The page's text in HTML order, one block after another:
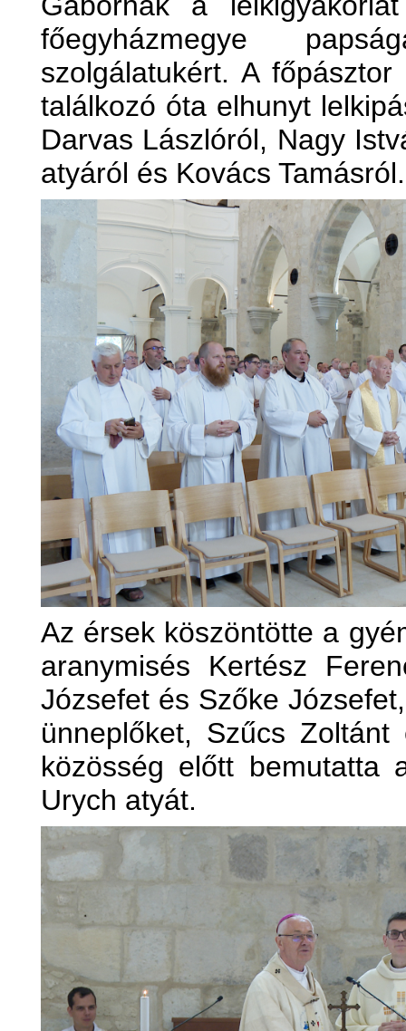
főegyházmegye
szolgálatukért. A
találkozó óta elhunyt
Darvas Lászlóról, Nagy
atyáról és Kovács Tamásról.
Az érsek köszöntötte a
aranymisés Kertész
Józsefet és Szőke
ünneplőket, Szűcs
közösség előtt bemutatta
Urych atyát.